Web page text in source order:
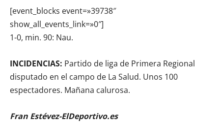
[event_blocks event=»39738″
show_all_events_link=»0″]
1-0, min. 90: Nau.
INCIDENCIAS: Partido de liga de Primera Regional
disputado en el campo de La Salud. Unos 100
espectadores. Mañana calurosa.
Fran Estévez-ElDeportivo.es